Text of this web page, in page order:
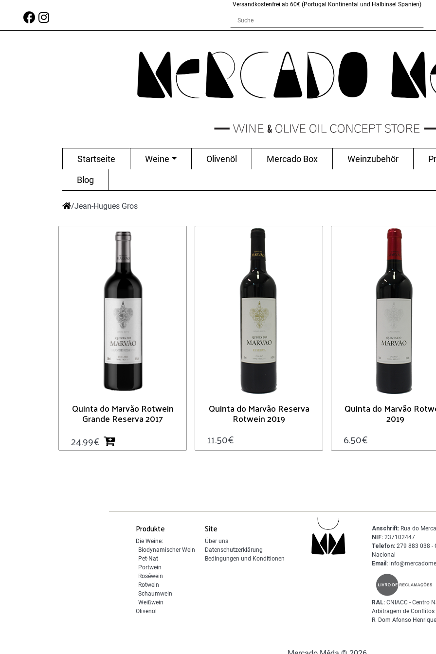
Versandkostenfrei ab 60€ (Portugal Kontinental und Halbinsel Spanien)
Startseite Weine Olivenöl Mercado Box Weinzubehör
Blog
/Jean-Hugues Gros
Quinta do Marvão Rotwein
Grande Reserva 2017
24.99€
Quinta do Marvão Reserva
Rotwein 2019
11.50€
Quinta do Marvão
2019
6.50€
Produkte
Die Weine:
Biodynamischer Wein
Pet-Nat
Portwein
Roséwein
Rotwein
Schaumwein
Weißwein
Olivenöl
Site
Über uns
Datenschutzerklärung
Bedingungen und Konditionen
Anschrift:Rua do
NIF:237102447
Telefon:279 883 038 -
Nacional
Email:
RAL:CNIACC - Centro
Arbitragem de Conflitos
R. Dom Afonso